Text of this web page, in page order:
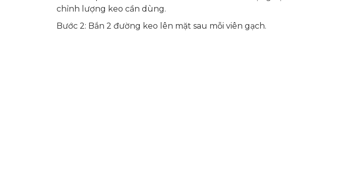
chỉnh lượng keo cần dùng.
Bước 2: Bắn 2 đường keo lên mặt sau mỗi viên gạch.